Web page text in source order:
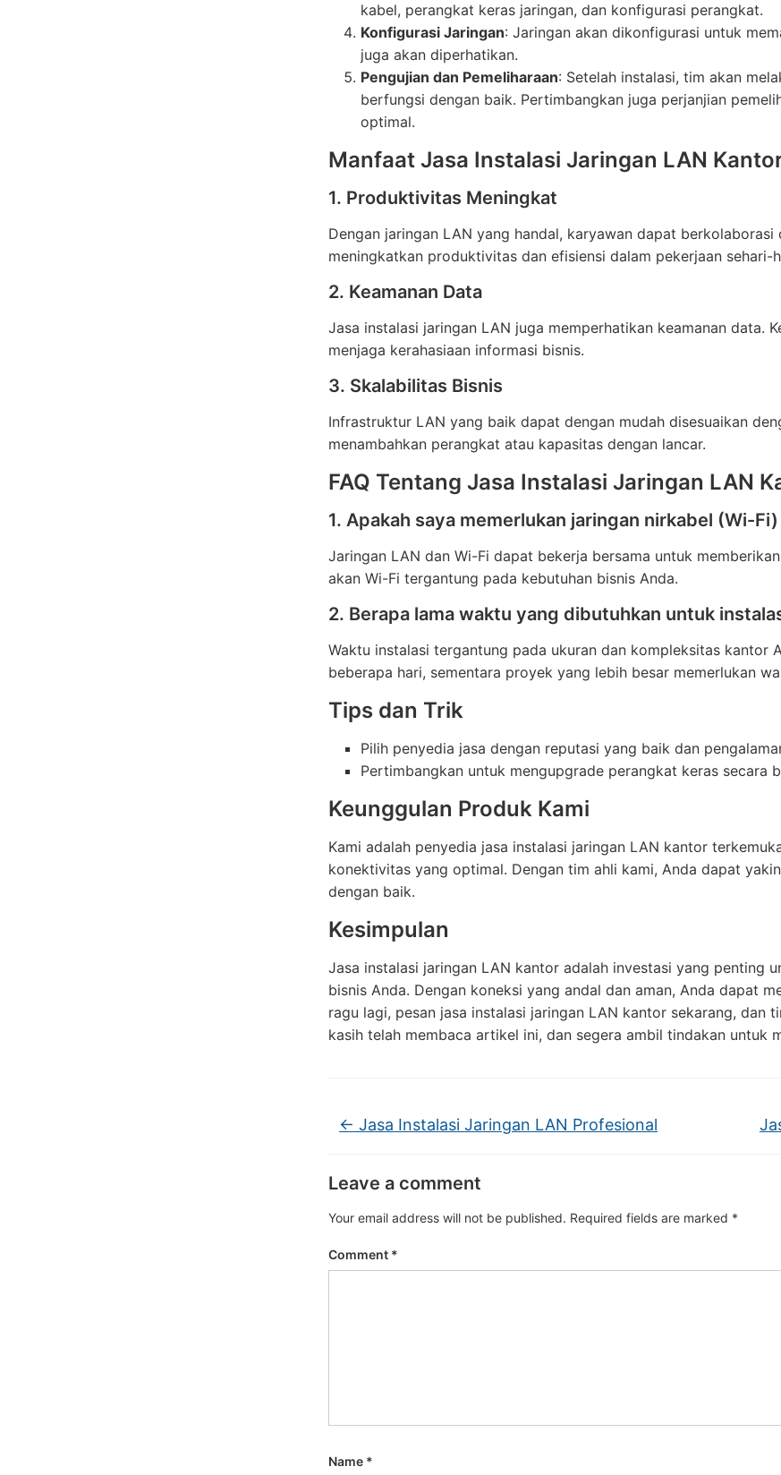
kabel, perangkat keras jaringan, dan konfigurasi perangkat.
Konfigurasi Jaringan: Jaringan akan dikonfigurasi untuk
juga akan diperhatikan.
Pengujian dan Pemeliharaan: Setelah instalasi, tim akan
berfungsi dengan baik. Pertimbangkan juga perjanjian
optimal.
Manfaat Jasa Instalasi Jaringan LAN
1. Produktivitas Meningkat
Dengan jaringan LAN yang handal, karyawan dapat
meningkatkan produktivitas dan efisiensi dalam pekerjaan sehari-
2. Keamanan Data
Jasa instalasi jaringan LAN juga memperhatikan keamanan data.
menjaga kerahasiaan informasi bisnis.
3. Skalabilitas Bisnis
Infrastruktur LAN yang baik dapat dengan mudah disesuaikan
menambahkan perangkat atau kapasitas dengan lancar.
FAQ Tentang Jasa Instalasi Jaringan LAN
1. Apakah saya memerlukan jaringan nirkabel (Wi-
Jaringan LAN dan Wi-Fi dapat bekerja bersama untuk
akan Wi-Fi tergantung pada kebutuhan bisnis Anda.
2. Berapa lama waktu yang dibutuhkan untuk
Waktu instalasi tergantung pada ukuran dan kompleksitas kantor
beberapa hari, sementara proyek yang lebih besar memerlukan
Tips dan Trik
Pilih penyedia jasa dengan reputasi yang baik dan
Pertimbangkan untuk mengupgrade perangkat keras secara
Keunggulan Produk Kami
Kami adalah penyedia jasa instalasi jaringan LAN kantor
konektivitas yang optimal. Dengan tim ahli kami, Anda dapat
dengan baik.
Kesimpulan
Jasa instalasi jaringan LAN kantor adalah investasi yang penting
bisnis Anda. Dengan koneksi yang andal dan aman, Anda dapat
ragu lagi, pesan jasa instalasi jaringan LAN kantor sekarang, dan
kasih telah membaca artikel ini, dan segera ambil tindakan untuk
← Jasa Instalasi Jaringan LAN Profesional
Leave a comment
Your email address will not be published. Required fields are marked *
Comment *
Name *